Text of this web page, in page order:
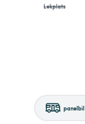
Lekplats
panelbil